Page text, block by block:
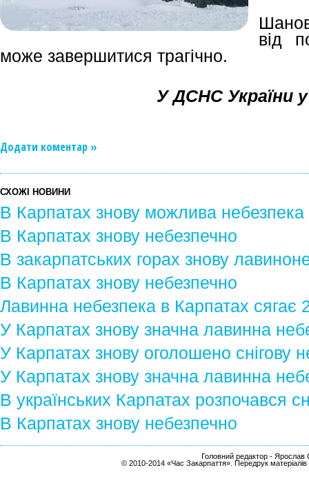
від
може завершитися трагічно.
У ДСНС України
Додати коментар »
СХОЖІ НОВИНИ
В Карпатах знову можлива
В Карпатах знову небезпечно
В закарпатських горах знову
В Карпатах знову небезпечно
Лавинна небезпека в Карпатах сягає
У Карпатах знову значна лавинна
У Карпатах знову оголошено снігову
У Карпатах знову значна лавинна
В українських Карпатах розпочався
В Карпатах знову небезпечно
Головний редактор - Ярослав
© 2010-2014 «Час Закарпаття». Передрук